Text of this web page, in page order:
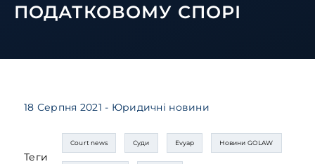
ПОДАТКОВОМУ СПОРІ
18 Серпня 2021 - Юридичні новини
Теги
Court news Суди Evyap Новини GOLAW